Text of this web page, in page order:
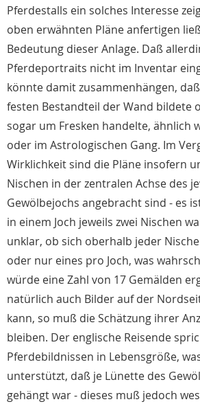
Pferdestalls ein solches Interesse
oben erwähnten Pläne anfertigen
Bedeutung dieser Anlage. Daß
Pferdeportraits nicht im Inventar
könnte damit zusammenhängen,
festen Bestandteil der Wand bildete
sogar um Fresken handelte, ähnlich
oder im Astrologischen Gang. Im
Wirklichkeit sind die Pläne insofern
Nischen in der zentralen Achse des
Gewölbejochs angebracht sind - es
in einem Joch jeweils zwei Nischen
unklar, ob sich oberhalb jeder
oder nur eines pro Joch, was
würde eine Zahl von 17 Gemälden
natürlich auch Bilder auf der
kann, so muß die Schätzung ihrer
bleiben. Der englische Reisende
Pferdebildnissen in Lebensgröße,
unterstützt, daß je Lünette des
gehängt war - dieses muß jedoch